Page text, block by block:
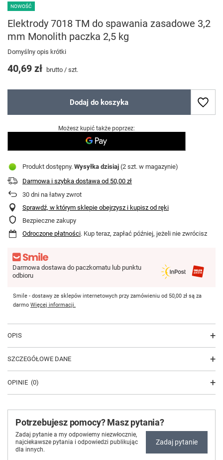
NOWOŚĆ
Elektrody 7018 TM do spawania zasadowe 3,2
mm Monolith paczka 2,5 kg
Domyślny opis krótki
40,69 zł brutto / szt.
Dodaj do koszyka
Możesz kupić także poprzez:
Produkt dostępny Wysyłka dzisiaj (2 szt. w magazynie)
Darmowa i szybka dostawa od 50,00 zł
30 dni na łatwy zwrot
Sprawdź, w którym sklepie obejrzysz i kupisz od ręki
Bezpieczne zakupy
Odroczone płatności. Kup teraz, zapłać później, jeżeli nie zwrócisz
Darmowa dostawa do paczkomatu lub punktu
odbioru
Smile - dostawy ze sklepów internetowych przy zamówieniu od 50,00 zł są za
darmo Więcej informacji.
OPIS
SZCZEGÓŁOWE DANE
OPINIE (0)
Potrzebujesz pomocy? Masz pytania?
Zadaj pytanie a my odpowiemy niezwłocznie,
najciekawsze pytania i odpowiedzi publikując
dla innych.
Zadaj pytanie